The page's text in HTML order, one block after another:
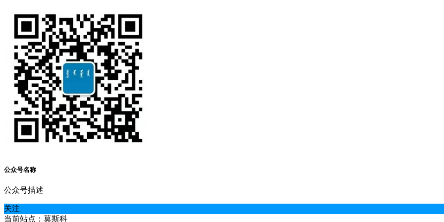
公众号名称
公众号描述
关注
当前站点：莫斯科